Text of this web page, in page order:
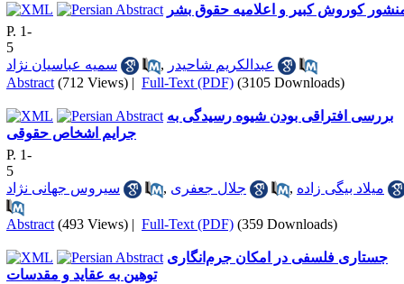
کوروش کبیر و اعلامیه حقوق بشر
P. 1-
5
سمیه عباسیان نژاد
, عبدالکریم شاحیدر
Abstract (712 Views) | Full-Text (PDF) (3105 Downloads)
بررسی افتراقی بودن شیوه رسیدگی به
جرایم اشخاص حقوقی
P. 1-
5
سیروس جهانی نژاد
, جلال جعفری , میلاد بیگی زاده
Abstract (493 Views) | Full-Text (PDF) (359 Downloads)
جستاری فلسفی در امکان جرم‌انگاری
توهین به عقاید و مقدسات